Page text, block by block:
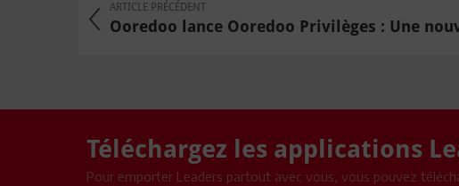
ARTICLE PRÉCÉDENT
Ooredoo lance Ooredoo Privilèges : Une
Téléchargez les applications
Pour emporter Leaders partout avec vous, vous pouvez